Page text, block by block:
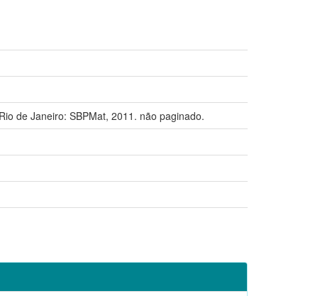
de Janeiro: SBPMat, 2011. não paginado.